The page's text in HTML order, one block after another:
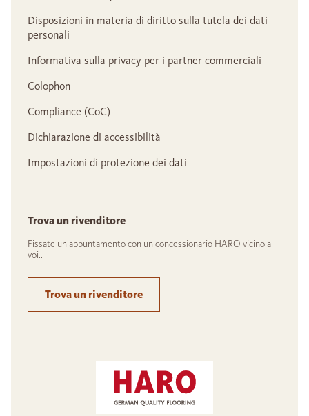
Disposizioni in materia di diritto sulla tutela dei dati
personali
Informativa sulla privacy per i partner commerciali
Colophon
Compliance (CoC)
Dichiarazione di accessibilità
Impostazioni di protezione dei dati
Trova un rivenditore
Fissate un appuntamento con un concessionario HARO vicino a
voi..
Trova un rivenditore